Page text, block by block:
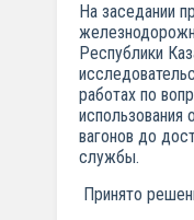
На заседании
Республики
работах по
использования
вагонов до
службы.
Принято